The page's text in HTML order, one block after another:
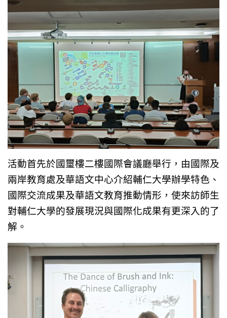
活動首先於國璽樓二樓國際會議廳舉行，由國際及
兩岸教育處及華語文中心介紹輔仁大學辦學特色、
國際交流成果及華語文教育推動情形，使來訪師生
對輔仁大學的發展現況與國際化成果有更深入的了
解。